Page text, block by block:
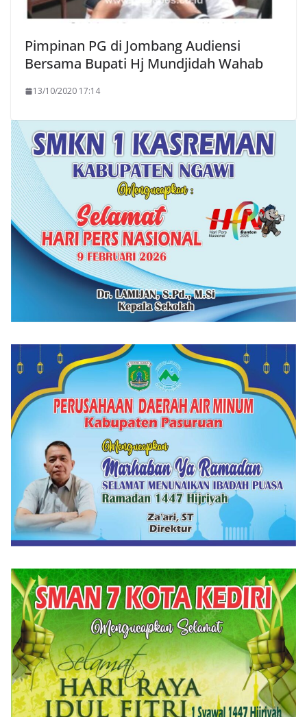
Pimpinan PG di Jombang Audiensi
Bersama Bupati Hj Mundjidah Wahab
13/10/2020 17:14